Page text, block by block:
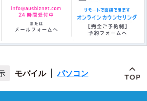
モバイル パソコン